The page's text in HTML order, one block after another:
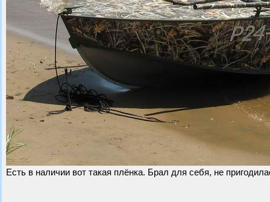
Есть в наличии вот такая плёнка. Брал для себя, не